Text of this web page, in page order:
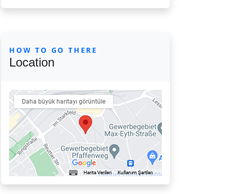
HOW TO GO THERE
Location